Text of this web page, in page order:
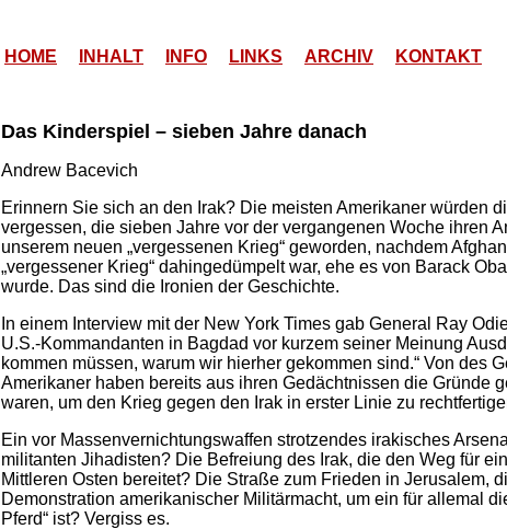
HOME INHALT INFO LINKS ARCHIV KONTAKT
Das Kinderspiel – sieben Jahre danach
Andrew Bacevich
Erinnern Sie sich an den Irak? Die meisten Amerikaner würden
vergessen, die sieben Jahre vor der vergangenen Woche ihren
unserem neuen „vergessenen Krieg“ geworden, nachdem
„vergessener Krieg“ dahingedümpelt war, ehe es von Barack
wurde. Das sind die Ironien der Geschichte.
In einem Interview mit der New York Times gab General Ray
U.S.-Kommandanten in Bagdad vor kurzem seiner Meinung
kommen müssen, warum wir hierher gekommen sind.“ Von des
Amerikaner haben bereits aus ihren Gedächtnissen die Gründe
waren, um den Krieg gegen den Irak in erster Linie zu
Ein vor Massenvernichtungswaffen strotzendes irakisches
militanten Jihadisten? Die Befreiung des Irak, die den Weg für
Mittleren Osten bereitet? Die Straße zum Frieden in Jerusalem,
Demonstration amerikanischer Militärmacht, um ein für allemal
Pferd“ ist? Vergiss es.